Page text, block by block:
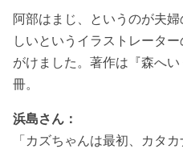
阿部はまじ、というのが夫
しいというイラストレータ
がけました。著作は『森へ
冊。
浜島さん：
「カズちゃんは最初、カタ